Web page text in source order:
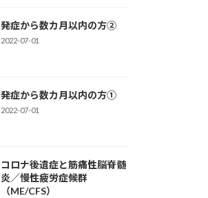
発症から数カ月以内の方②
2022-07-01
発症から数カ月以内の方①
2022-07-01
コロナ後遺症と筋痛性脳脊髄
炎／慢性疲労症候群
（ME/CFS）